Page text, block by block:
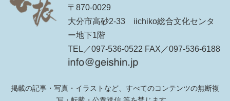
〒870-0029
大分市高砂2-33 iichiko総合文化センタ
ー地下1階
TEL／097-536-0522 FAX／097-536-6188
掲載の記事・写真・イラストなど、すべてのコンテンツの無断複